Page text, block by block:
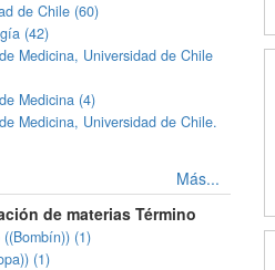
de Chile (60)
(42)
Medicina, Universidad de Chile
Medicina (4)
Medicina, Universidad de Chile.
Más...
de materias Término
((Bombín)) (1)
(1)